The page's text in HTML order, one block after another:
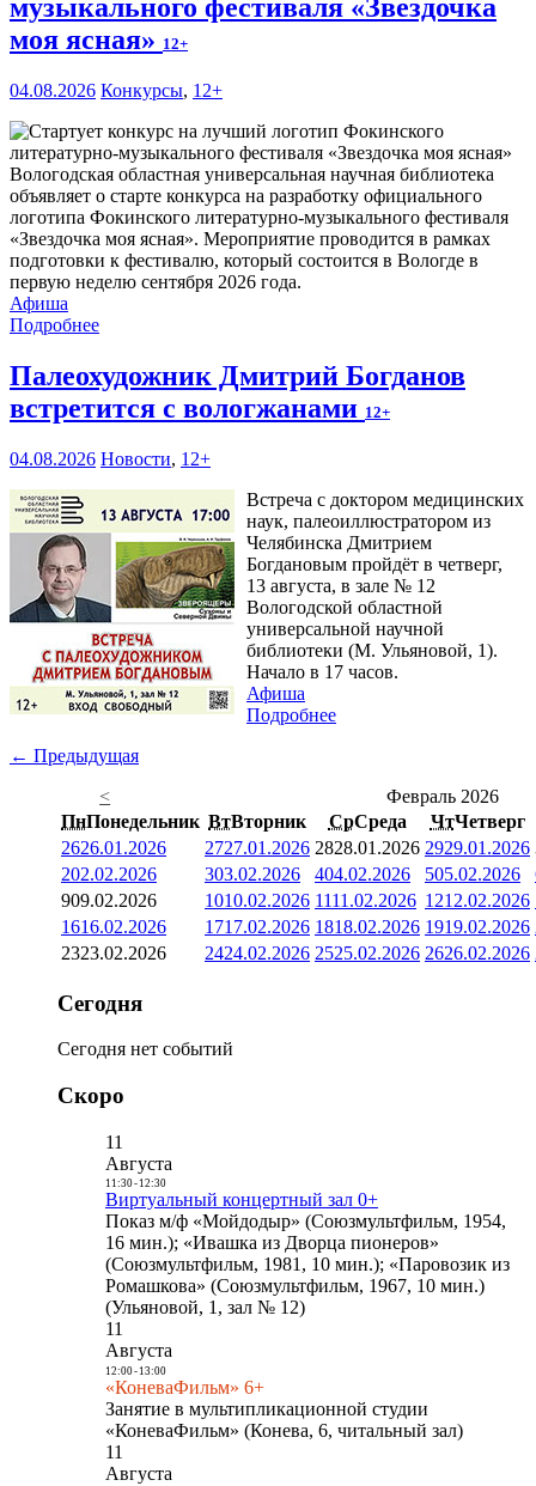
музыкального фестиваля «Звездочка
моя ясная» 12+
04.08.2026 Конкурсы, 12+
Вологодская областная универсальная научная библиотека
объявляет о старте конкурса на разработку официального
логотипа Фокинского литературно-музыкального фестиваля
«Звездочка моя ясная». Мероприятие проводится в рамках
подготовки к фестивалю, который состоится в Вологде в
первую неделю сентября 2026 года.
Афиша
Подробнее
Палеохудожник Дмитрий Богданов
встретится с вологжанами 12+
04.08.2026 Новости, 12+
Встреча с доктором медицинских
наук, палеоиллюстратором из
Челябинска Дмитрием
Богдановым пройдёт в четверг,
13 августа, в зале № 12
Вологодской областной
универсальной научной
библиотеки (М. Ульяновой, 1).
Начало в 17 часов.
Афиша
Подробнее
← Предыдущая
<
Февраль 2026
ПнПонедельник ВтВторник СрСреда ЧтЧетверг
2626.01.2026 2727.01.2026 2828.01.2026 2929.01.2026
202.02.2026 303.02.2026 404.02.2026 505.02.2026
909.02.2026 1010.02.2026 1111.02.2026 1212.02.2026
1616.02.2026 1717.02.2026 1818.02.2026 1919.02.2026
2323.02.2026 2424.02.2026 2525.02.2026 2626.02.2026
Сегодня
Сегодня нет событий
Скоро
11
Августа
11:30- 12:30
Виртуальный концертный зал 0+
Показ м/ф «Мойдодыр» (Союзмультфильм, 1954,
16 мин.); «Ивашка из Дворца пионеров»
(Союзмультфильм, 1981, 10 мин.); «Паровозик из
Ромашкова» (Союзмультфильм, 1967, 10 мин.)
(Ульяновой, 1, зал № 12)
11
Августа
12:00- 13:00
«КоневаФильм» 6+
Занятие в мультипликационной студии
«КоневаФильм» (Конева, 6, читальный зал)
11
Августа